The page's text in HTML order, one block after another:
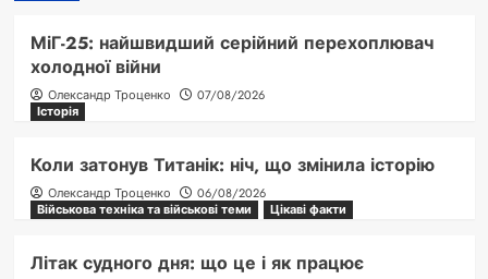
МіГ-25: найшвидший серійний перехоплювач
холодної війни
Олександр Троценко
07/08/2026
Історія
Коли затонув Титанік: ніч, що змінила історію
Олександр Троценко
06/08/2026
Військова техніка та військові теми
Цікаві факти
Літак судного дня: що це і як працює